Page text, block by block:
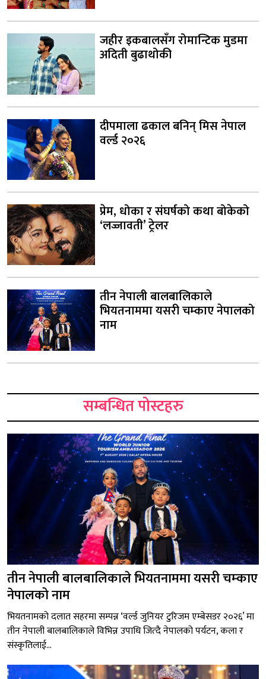
जहीर इकबालसँग रोमान्टिक मुडमा
अदिती बुढाथोकी
दीपमाला ढकाल बनिन् मिस नेपाल
वर्ल्ड २०२६
प्रेम, धोका र संघर्षको कथा बोकेको
‘लज्जावती’ ट्रेलर
तीन नेपाली बालबालिकाले
भियतनाममा यसरी चम्काए नेपालको
नाम
सम्बन्धित पोस्टहरु
तीन नेपाली बालबालिकाले भियतनाममा यसरी चम्काए
नेपालको नाम
भियतनामको दलात सहरमा सम्पन्न ‘वर्ल्ड जुनियर टुरिजम एम्बेसडर २०२६’ मा
तीन नेपाली बालबालिकाले विभिन्न उपाधि जित्दै नेपालको पर्यटन, कला र
संस्कृतिलाई...